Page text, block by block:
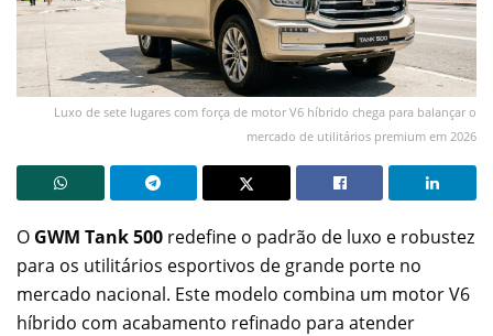
Luxo de sete lugares com força de motor V6 híbrido chega para balançar o
mercado de utilitários premium em 2026
O GWM Tank 500 redefine o padrão de luxo e robustez
para os utilitários esportivos de grande porte no
mercado nacional. Este modelo combina um motor V6
híbrido com acabamento refinado para atender